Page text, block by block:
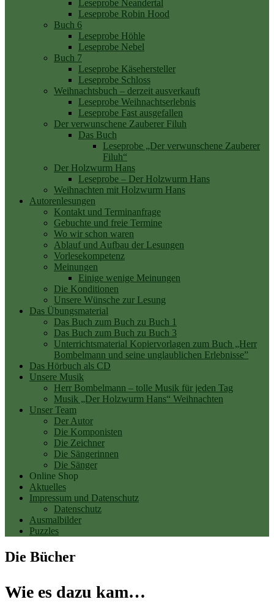
Leseprobe Neandertal
Leseprobe Robin Hood
Buch 6
Leseprobe Höhle
Leseprobe Nebel
Buch 7
Leseprobe Käsehersteller
Leseprobe Schloss
Weihnachtsbuch – derzeit ausverkauft
Leseprobe Weihnachtserlebnis
Leseprobe Fast ausgefallen
Der verwunschene Zauberer Filuh
Das Buch
Leseprobe „Der verwunschene Zauberer
Filuh“
Der Holzwurm Hans
Leseprobe – Der Holzwurm Hans
Weihnachten mit Holzwurm Hans
Autorenlesungen
Kontakt und Terminanfrage
Gebuchte und freie Termine
Wo wir schon waren
Ablauf und Aufbau der Lesungen
Vorlesekompetenz
Meinungen
Einige wenige Meinungen
Die Konditionen
Unsere Wünsche zur Lesung
Das Übungsmaterial
Das Buch zum Buch zu Buch 1
Das Buch zum Buch zu Buch 3
Unterrichtsmaterial Kopiervorlagen zum Buch „Herr
Bombelmann und seine unglaublichen Erlebnisse”
Das Hörbuch als CD
Unsere Musik
Herr Bombelmann – tolle Musik für jeden Tag
Musik „Der Holzwurm Hans“ Weihnachten
Unser Team
Der Autor
Die Komponisten
Die Zeichner
Die Sängerinnen
Die Sänger
Online Shop
Aktuelles
Impressum und Datenschutz
Datenschutz
Ausmalbilder
Puzzles
Die Bücher
Wie es dazu kam…